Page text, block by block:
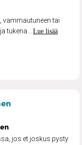
vammautuneen tai
tukena... Lue lisää
jos et joskus pysty